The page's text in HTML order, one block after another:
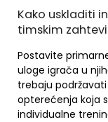
Kako uskladiti
timskim
Postavite
uloge igrača u
trebaju
opterećenja koja
individualne